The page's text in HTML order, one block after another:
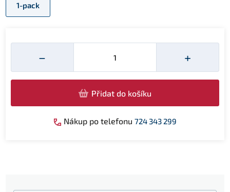
1-pack
−
Množství
+
Přidat do košíku
Nákup po telefonu 724 343 299